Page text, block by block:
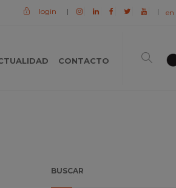
login | | en
CONTACTO
BUSCAR